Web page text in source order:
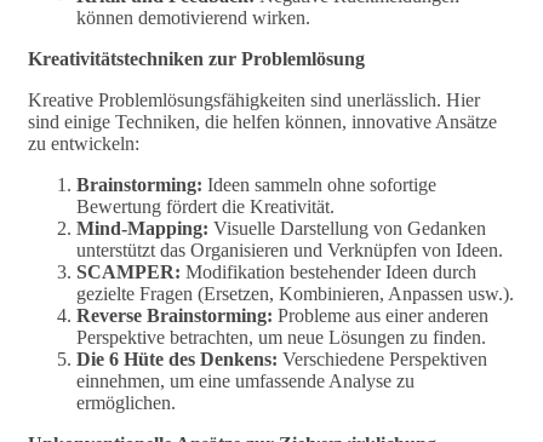
können demotivierend wirken.
Kreativitätstechniken zur Problemlösung
Kreative Problemlösungsfähigkeiten sind unerlässlich. Hier
sind einige Techniken, die helfen können, innovative Ansätze
zu entwickeln:
Brainstorming: Ideen sammeln ohne sofortige
Bewertung fördert die Kreativität.
Mind-Mapping: Visuelle Darstellung von Gedanken
unterstützt das Organisieren und Verknüpfen von Ideen.
SCAMPER: Modifikation bestehender Ideen durch
gezielte Fragen (Ersetzen, Kombinieren, Anpassen usw.).
Reverse Brainstorming: Probleme aus einer anderen
Perspektive betrachten, um neue Lösungen zu finden.
Die 6 Hüte des Denkens: Verschiedene Perspektiven
einnehmen, um eine umfassende Analyse zu
ermöglichen.